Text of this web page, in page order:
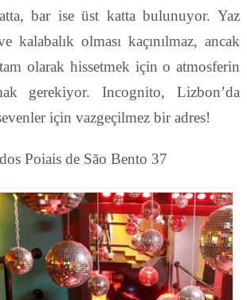
bar ise üst katta bulunuyor. Yaz
kalabalık olması kaçınılmaz, ancak
olarak hissetmek için o atmosferin
gerekiyor. Incognito, Lizbon’da
için vazgeçilmez bir adres!
Poiais de São Bento 37